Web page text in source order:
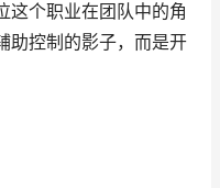
这个职业在团队中的角
助控制的影子，而是开